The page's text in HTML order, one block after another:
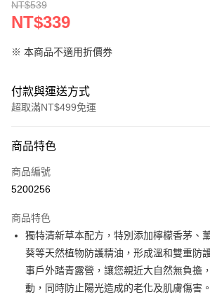
NT$539
NT$339
※ 本商品不適用折價券
付款與運送方式
超取滿NT$499免運
信用卡一次付款
超商取貨付款
Apple Pay
街口支付
悠遊付
商品特色
商品編號
5200256
商品特色
獨特清新草本配方，特別添加檸檬香茅、
葵等天然植物防護精油，形成溫和雙重防
事戶外踏青露營，讓您親近大自然無負擔
動，同時防止陽光造成的老化及肌膚傷害